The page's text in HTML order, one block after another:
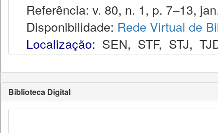
Referência: v. 80, n. 1, p. 7–13,
Disponibilidade: Rede Virtual de
Localização: SEN, STF, STJ,
Biblioteca Digital